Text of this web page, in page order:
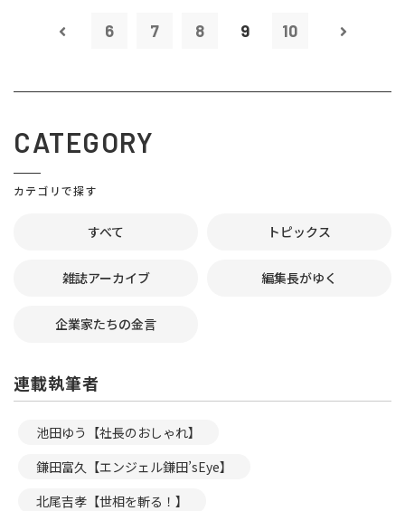
6 7 8 9 10
CATEGORY
カテゴリで探す
すべて トピックス
雑誌アーカイブ 編集長がゆく
企業家たちの金言
連載執筆者
池田ゆう【社長のおしゃれ】
鎌田富久【エンジェル鎌田’sEye】
北尾吉孝【世相を斬る！】